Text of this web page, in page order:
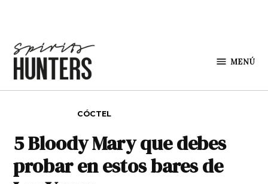
MENÚ
CÓCTEL
5 Bloody Mary que debes
probar en estos bares de